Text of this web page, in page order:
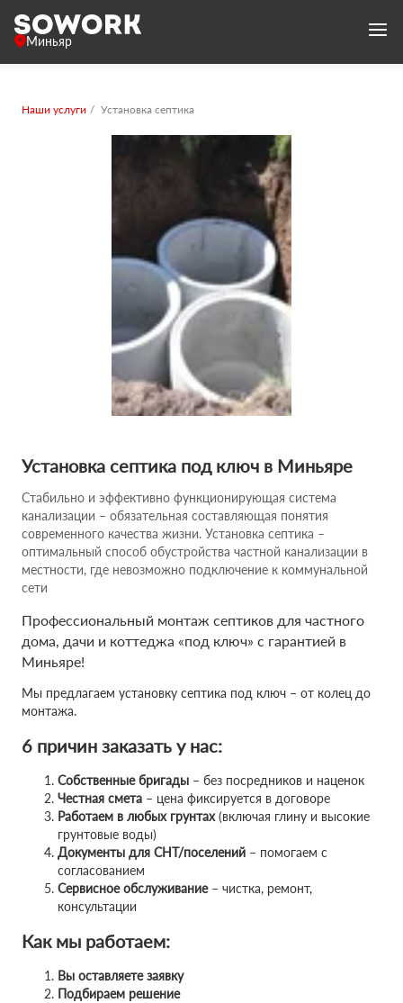
Миньяр
Наши услуги Установка септика
Установка септика под ключ в Миньяре
Стабильно и эффективно функционирующая система
канализации – обязательная составляющая понятия
современного качества жизни. Установка септика –
оптимальный способ обустройства частной канализации в
местности, где невозможно подключение к коммунальной
сети
Профессиональный монтаж септиков для частного
дома, дачи и коттеджа «под ключ» с гарантией в
Миньяре!
Мы предлагаем установку септика под ключ – от колец до
монтажа.
6 причин заказать у нас:
Собственные бригады – без посредников и наценок
Честная смета – цена фиксируется в договоре
Работаем в любых грунтах(включая глину и высокие
грунтовые воды)
Документы для СНТ/поселений – помогаем с
согласованием
Сервисное обслуживание– чистка, ремонт,
консультации
Как мы работаем:
Вы оставляете заявку
Подбираем решение